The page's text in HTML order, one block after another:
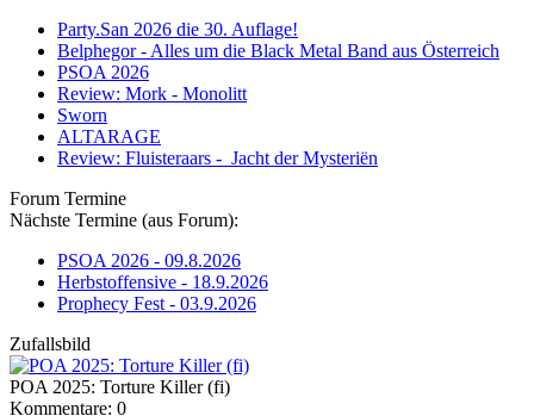
Party.San 2026 die 30. Auflage!
Belphegor - Alles um die Black Metal Band aus Österreich
PSOA 2026
Review: Mork - Monolitt
Sworn
ALTARAGE
Review: Fluisteraars - Jacht der Mysteriën
Forum Termine
Nächste Termine (aus Forum):
PSOA 2026 - 09.8.2026
Herbstoffensive - 18.9.2026
Prophecy Fest - 03.9.2026
Zufallsbild
POA 2025: Torture Killer (fi)
Kommentare: 0